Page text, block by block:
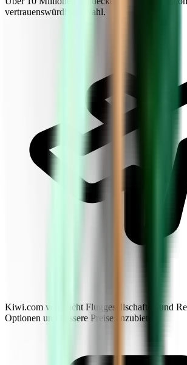
vertrauenswürdigen Wahl.
Kiwi.com vergleicht Fluggesellschaften und
Optionen und bessere Preise anzubieten.